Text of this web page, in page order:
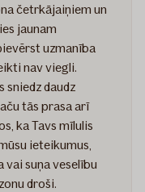
četrkājaiņiem un
jaunam
uzmanība
nav viegli.
sniedz daudz
tās prasa arī
ka Tavs mīlulis
ieteikumus,
vai suņa veselību
droši.